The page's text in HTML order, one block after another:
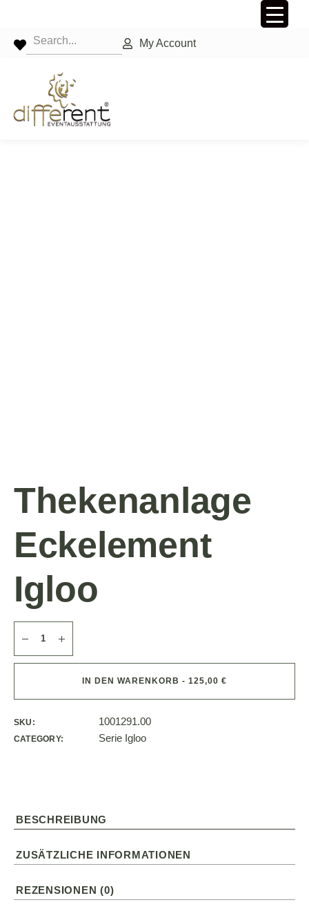
My Account
Thekenanlage
Eckelement
Igloo
IN DEN WARENKORB - 125,00 €
SKU: 1001291.00
CATEGORY: Serie Igloo
BESCHREIBUNG
ZUSÄTZLICHE INFORMATIONEN
REZENSIONEN (0)